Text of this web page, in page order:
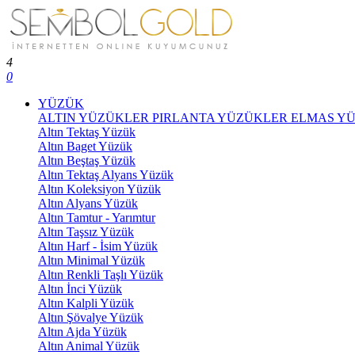
4
0
YÜZÜK
ALTIN YÜZÜKLER PIRLANTA YÜZÜKLER ELMAS
Altın Tektaş Yüzük
Altın Baget Yüzük
Altın Beştaş Yüzük
Altın Tektaş Alyans Yüzük
Altın Koleksiyon Yüzük
Altın Alyans Yüzük
Altın Tamtur - Yarımtur
Altın Taşsız Yüzük
Altın Harf - İsim Yüzük
Altın Minimal Yüzük
Altın Renkli Taşlı Yüzük
Altın İnci Yüzük
Altın Kalpli Yüzük
Altın Şövalye Yüzük
Altın Ajda Yüzük
Altın Animal Yüzük